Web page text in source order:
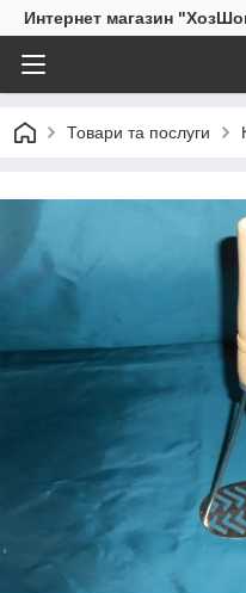
Интернет магазин
Товари та послуги